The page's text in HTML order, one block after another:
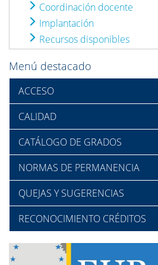
Coordinación docente
Implantación
Recursos disponibles
Menú destacado
ACCESO
CALIDAD
CATÁLOGO DE GRADOS
NORMAS DE PERMANENCIA
QUEJAS Y SUGERENCIAS
RECONOCIMIENTO CRÉDITOS